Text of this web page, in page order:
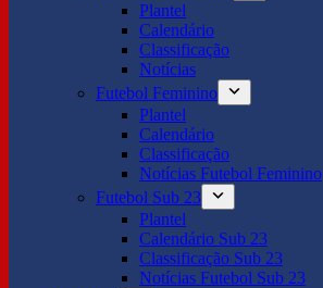
Plantel
Calendário
Classificação
Notícias
Futebol Feminino
Plantel
Calendário
Classificação
Notícias Futebol Feminino
Futebol Sub 23
Plantel
Calendário Sub 23
Classificação Sub 23
Notícias Futebol Sub 23